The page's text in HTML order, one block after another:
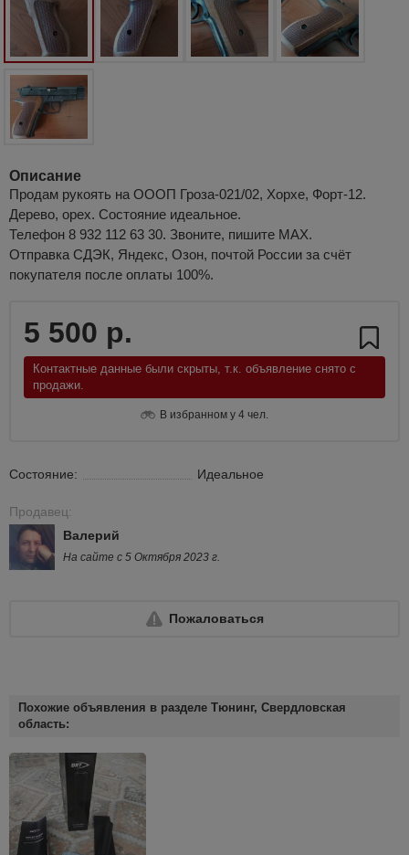
Описание
Продам рукоять на ОООП Гроза-021/02, Хорхе, Форт-12.
Дерево, орех. Состояние идеальное.
Телефон 8 932 112 63 30. Звоните, пишите МАХ.
Отправка СДЭК, Яндекс, Озон, почтой России за счёт
покупателя после оплаты 100%.
5 500 р.
Контактные данные были скрыты, т.к. объявление снято с
продажи.
В избранном у 4 чел.
Состояние: Идеальное
Продавец:
Валерий
На сайте с 5 Октября 2023 г.
Пожаловаться
Похожие объявления в разделе Тюнинг, Свердловская
область: